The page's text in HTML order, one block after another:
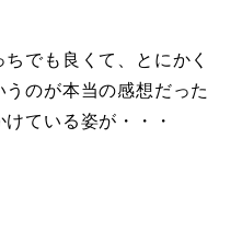
でも良くて、とにかく
うのが本当の感想だった
ている姿が・・・